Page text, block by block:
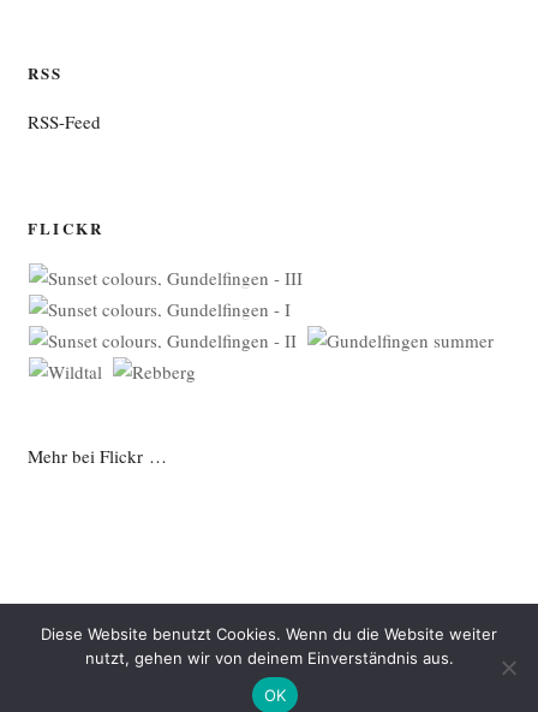
RSS
RSS-Feed
FLICKR
Mehr bei Flickr …
Datenschutzerklärung Mit Stolz präsentiert von WordPress
Diese Website benutzt Cookies. Wenn du die Website weiter
nutzt, gehen wir von deinem Einverständnis aus.
OK